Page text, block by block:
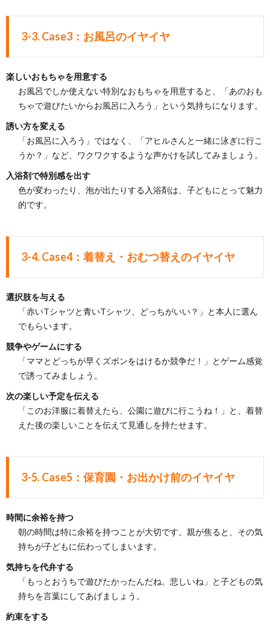
3-3. Case3：お風呂のイヤイヤ
楽しいおもちゃを用意する
お風呂でしか使えない特別なおもちゃを用意すると、「あのおも
ちゃで遊びたいからお風呂に入ろう」という気持ちになります。
誘い方を変える
「お風呂に入ろう」ではなく、「アヒルさんと一緒に泳ぎに行こ
うか？」など、ワクワクするような声かけを試してみましょう。
入浴剤で特別感を出す
色が変わったり、泡が出たりする入浴剤は、子どもにとって魅力
的です。
3-4. Case4：着替え・おむつ替えのイヤイヤ
選択肢を与える
「赤いTシャツと青いTシャツ、どっちがいい？」と本人に選ん
でもらいます。
競争やゲームにする
「ママとどっちが早くズボンをはけるか競争だ！」とゲーム感覚
で誘ってみましょう。
次の楽しい予定を伝える
「このお洋服に着替えたら、公園に遊びに行こうね！」と、着替
えた後の楽しいことを伝えて見通しを持たせます。
3-5. Case5：保育園・お出かけ前のイヤイヤ
時間に余裕を持つ
朝の時間は特に余裕を持つことが大切です。親が焦ると、その気
持ちが子どもに伝わってしまいます。
気持ちを代弁する
「もっとおうちで遊びたかったんだね。悲しいね」と子どもの気
持ちを言葉にしてあげましょう。
約束をする